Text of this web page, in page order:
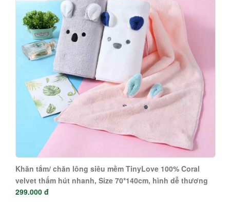
Khăn tắm/ chăn lông siêu mềm TinyLove 100% Coral
velvet thấm hút nhanh, Size 70*140cm, hình dễ thương
KT03
299.000 đ